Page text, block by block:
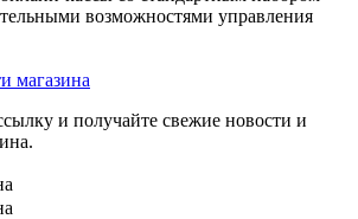
возможностями управления
магазина
и получайте свежие новости и